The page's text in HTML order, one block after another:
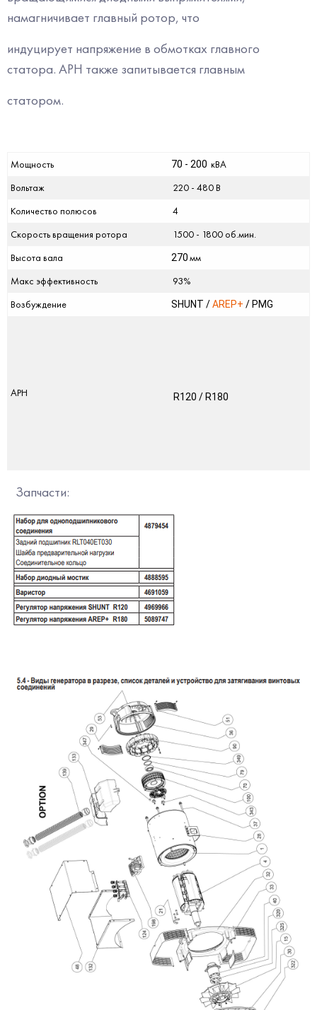
намагничивает главный ротор, что
индуцирует напряжение в обмотках главного
статора. АРН также запитывается главным
статором.
Мощность 70 - 200 кВА
Вольтаж
220 - 480 В
Количество полюсов
4
Скорость вращения ротора
1500 - 1800 об.мин.
Высота вала
270мм
Макс эффективность
93%
Возбуждение
SHUNT /AREP+ / PMG
АРН R120 / R180
Запчасти: